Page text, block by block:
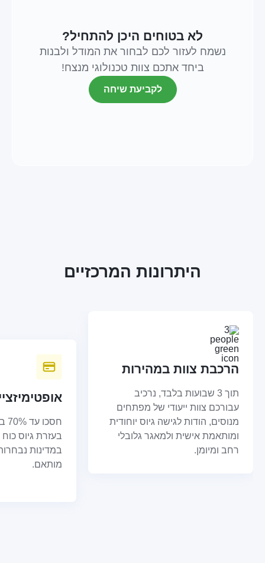
לא בטוחים היכן להתחיל?
נשמח לעזור לכם לבחור את המודל ולבנות
ביחד אתכם צוות טכנולוגי מנצח!
לקביעת שיחה
היתרונות המרכזיים
הרכבת צוות במהירות
תוך 3 שבועות בלבד, נרכיב
עבורכם צוות ייעודי של מפתחים
מנוסים, הודות לגישה גיוס יוחודית
ומותאמת אישית ולמאגר גלובלי
רחב ומיומן.
בעזרת גיוס
במדינות
מותאם.